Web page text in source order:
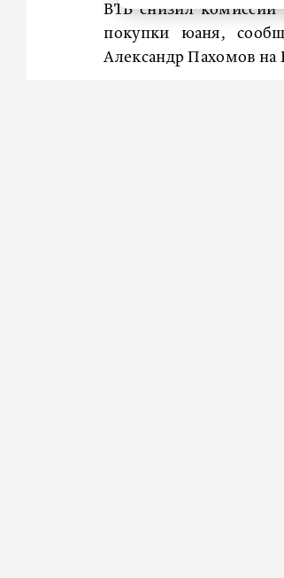
ВТБ снизил комиссии
покупки юаня,
Александр Пахомов на